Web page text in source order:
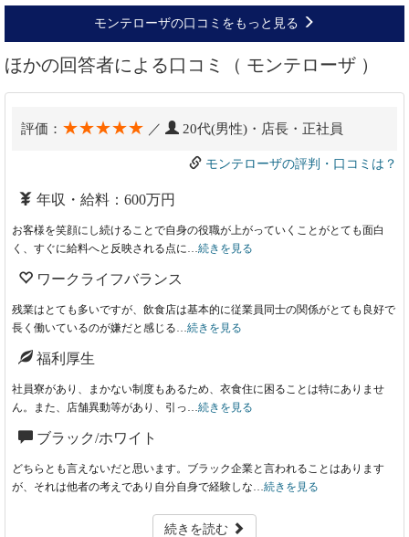
モンテローザの口コミをもっと見る
ほかの回答者による口コミ（ モンテローザ ）
評価： ★★★★★ ／ 20代(男性)・店長・正社員
モンテローザの評判・口コミは？
年収・給料：600万円
お客様を笑顔にし続けることで自身の役職が上がっていくことがとても面白
く、すぐに給料へと反映される点に…続きを見る
ワークライフバランス
残業はとても多いですが、飲食店は基本的に従業員同士の関係がとても良好で
長く働いているのが嫌だと感じる…続きを見る
福利厚生
社員寮があり、まかない制度もあるため、衣食住に困ることは特にありませ
ん。また、店舗異動等があり、引っ…続きを見る
ブラック/ホワイト
どちらとも言えないだと思います。ブラック企業と言われることはあります
が、それは他者の考えであり自分自身で経験しな…続きを見る
続きを読む